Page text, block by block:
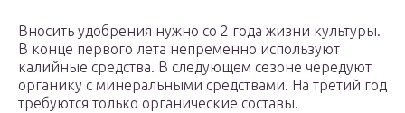
Вносить удобрения нужно со 2 года жизни культуры.
В конце первого лета непременно используют
калийные средства. В следующем сезоне чередуют
органику с минеральными средствами. На третий год
требуются только органические составы.